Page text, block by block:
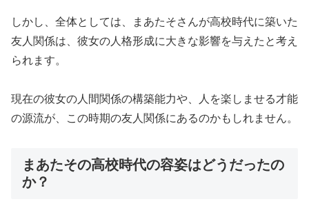
しかし、全体としては、まあたそさんが高校時代に築いた
友人関係は、彼女の人格形成に大きな影響を与えたと考え
られます。
現在の彼女の人間関係の構築能力や、人を楽しませる才能
の源流が、この時期の友人関係にあるのかもしれません。
まあたその高校時代の容姿はどうだったの
か？